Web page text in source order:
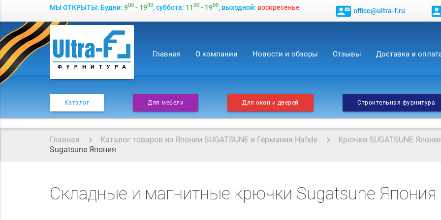
МЫ ОТКРЫТЫ: Будни: 900- 1900, суббота: 1100- 1900, выходной: воскресенье contact_mail office@ultra-f.ru
Главная О компании Новости и обзоры Отзывы Доставка и
Каталог Для мебели Для окон и дверей Строительная фурнитура
Главная Каталог товаров из Японии SUGATSUNE и Германия Hafele Крючки SUGATSUNE
Sugatsune Япония
Складные и магнитные крючки Sugatsune Япония